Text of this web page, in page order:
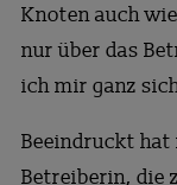
Knoten auch
nur über das
ich mir ganz
Beeindruckt hat
Betreiberin, die